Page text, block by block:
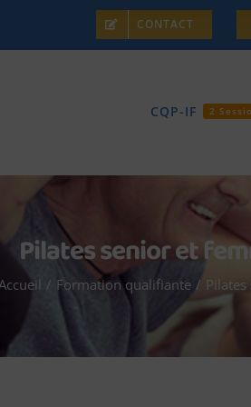
CONTACT
CQP-IF 2
Pilates senior et
/ Formation qualifiante /